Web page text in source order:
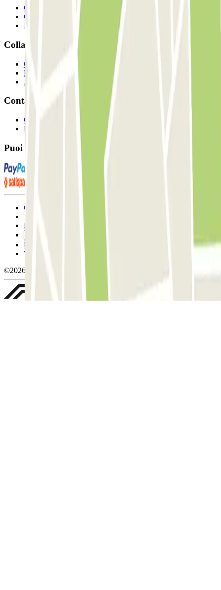
Chi siamo
Come funziona?
I Nostri Parcheggi
Collaboriamo?
Collaboratori
Proprietari di parcheggio
Affiliati
Contatto
Contattaci
FAQ
Puoi utilizzare questi metodi di pagamento:
Condizioni contrattuali e di utilizzo
Termini di cancellazione
Politica sui cookies
Politica sulla privacy
Whistleblowing
©2026 Parclick. Tutti i diritti riservati